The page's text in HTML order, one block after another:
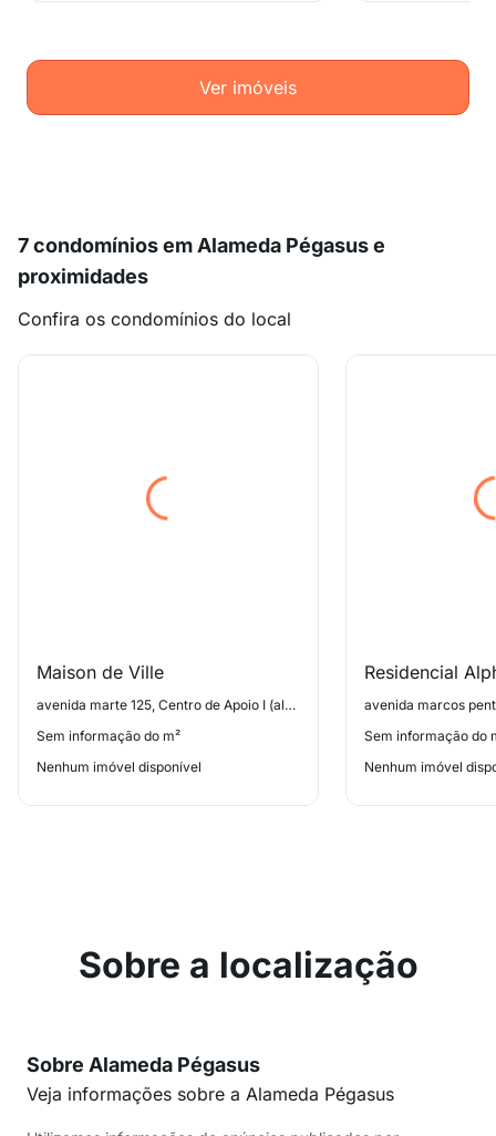
Ver imóveis
7 condomínios em Alameda Pégasus e
proximidades
Confira os condomínios do local
Maison de Ville
avenida marte 125, Centro de Apoio I (alphaville)
Sem informação do m²
Nenhum imóvel disponível
Residencial
Sem informação do
Nenhum imóvel
Sobre a localização
Sobre Alameda Pégasus
Veja informações sobre a Alameda Pégasus